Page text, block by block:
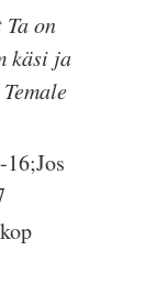
on
käsi ja